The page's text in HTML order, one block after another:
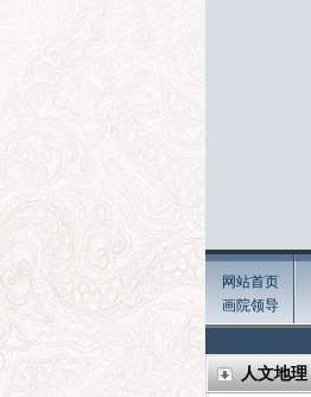
网站首页
画院领导
人文地理